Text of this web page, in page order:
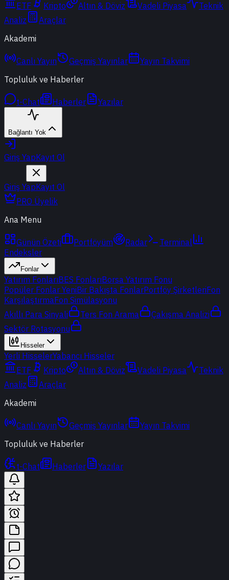
ETF
Kripto Altın & Döviz Vadeli Piyasa
Teknik
Analiz
Araçlar
Akademi
Canlı Yayın Geçmiş Yayınlar
Yayın Takvimi
Topluluk ve Haberler
t-Chat Haberler Yazılar
Bağlantı Yok
Giriş YapKayıt Ol
Giriş YapKayıt Ol
PRO Üyelik
Ana Menu
Günün Özeti Portföyüm Radar
Terminal
Endeksler
Fonlar
Yatırım FonlarıBES FonlarıBorsa Yatırım Fonu
Popüler Fonlar YeniBir Bakışta FonlarPortföy ŞirketleriFon
KarşılaştırmaFon Simülasyonu
Akıllı Para Sinyali
Ters Fon Arama
Çakışma Analizi
Sektör Rotasyonu
Hisseler
Yerli HisselerYabancı Hisseler
ETF
Kripto Altın & Döviz Vadeli Piyasa
Teknik
Analiz
Araçlar
Akademi
Canlı Yayın Geçmiş Yayınlar
Yayın Takvimi
Topluluk ve Haberler
t-Chat Haberler Yazılar